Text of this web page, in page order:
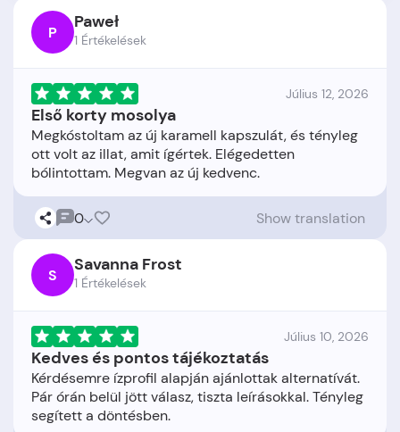
P Paweł
1 Értékelések
Július 12, 2026
Első korty mosolya
Megkóstoltam az új karamell kapszulát, és tényleg
ott volt az illat, amit ígértek. Elégedetten
0 Show translation
S Savanna Frost
1 Értékelések
Július 10, 2026
Kedves és pontos tájékoztatás
Kérdésemre ízprofil alapján ajánlottak alternatívát.
Pár órán belül jött válasz, tiszta leírásokkal. Tényleg